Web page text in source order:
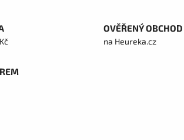
OVĚŘENÝ OBCHOD
na Heureka.cz